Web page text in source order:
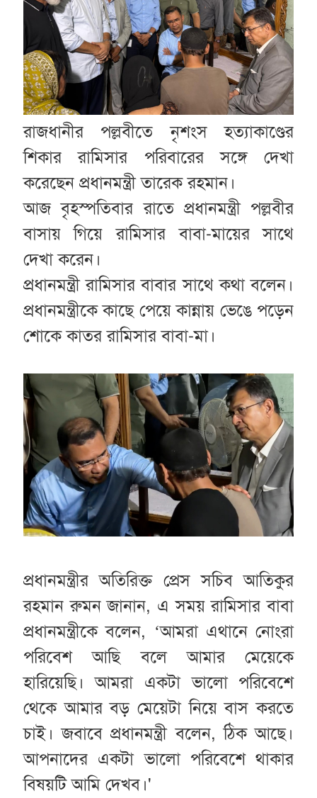
রাজধানীর পল্লবীতে নৃশংস হত্যাকাণ্ডের
শিকার রামিসার পরিবারের সঙ্গে দেখা
করেছেন প্রধানমন্ত্রী তারেক রহমান।
আজ বৃহস্পতিবার রাতে প্রধানমন্ত্রী পল্লবীর
বাসায় গিয়ে রামিসার বাবা-মায়ের সাথে
দেখা করেন।
প্রধানমন্ত্রী রামিসার বাবার সাথে কথা বলেন।
প্রধানমন্ত্রীকে কাছে পেয়ে কান্নায় ভেঙে পড়েন
শোকে কাতর রামিসার বাবা-মা।
প্রধানমন্ত্রীর অতিরিক্ত প্রেস সচিব আতিকুর
রহমান রুমন জানান, এ সময় রামিসার বাবা
প্রধানমন্ত্রীকে বলেন, ‘আমরা এথানে নোংরা
পরিবেশ আছি বলে আমার মেয়েকে
হারিয়েছি। আমরা একটা ভালো পরিবেশে
থেকে আমার বড় মেয়েটা নিয়ে বাস করতে
চাই। জবাবে প্রধানমন্ত্রী বলেন, ঠিক আছে।
আপনাদের একটা ভালো পরিবেশে থাকার
বিষয়টি আমি দেখব।'